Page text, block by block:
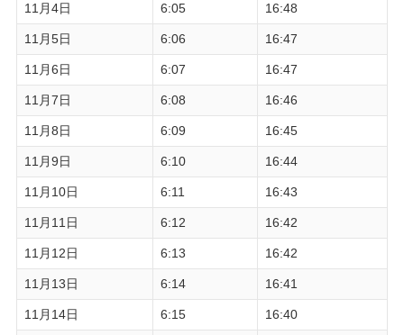
11月4日 6:05 16:48
11月5日 6:06 16:47
11月6日 6:07 16:47
11月7日 6:08 16:46
11月8日 6:09 16:45
11月9日 6:10 16:44
11月10日 6:11 16:43
11月11日 6:12 16:42
11月12日 6:13 16:42
11月13日 6:14 16:41
11月14日 6:15 16:40